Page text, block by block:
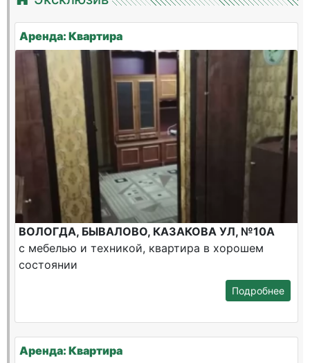
Аренда: Квартира
ВОЛОГДА, БЫВАЛОВО, КАЗАКОВА УЛ, №10А
с мебелью и техникой, квартира в хорошем
состоянии
Подробнее
Аренда: Квартира